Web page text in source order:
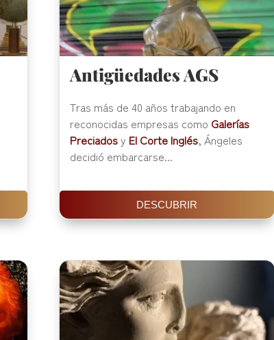
Antigüedades AGS
Tras más de 40 años trabajando en
reconocidas empresas como Galerías
Preciadosy El Corte Inglés, Ángeles
decidió embarcarse...
DESCUBRIR